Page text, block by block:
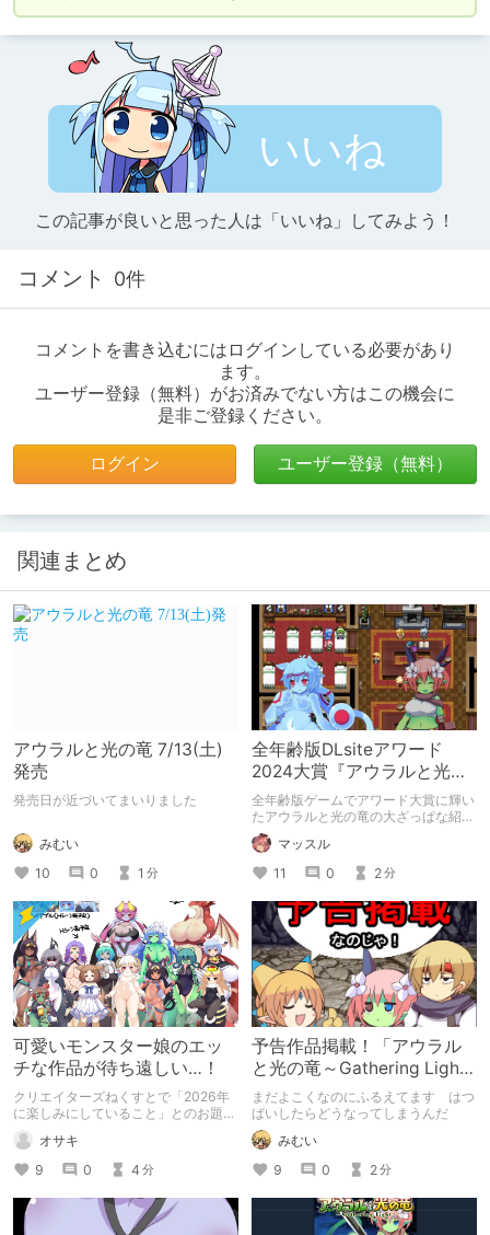
いいね
この記事が良いと思った人は「いいね」してみよう！
コメント 0件
コメントを書き込むにはログインしている必要があり
ます。
ユーザー登録（無料）がお済みでない方はこの機会に
是非ご登録ください。
ログイン ユーザー登録（無料）
関連まとめ
アウラルと光の竜 7/13(土)
発売
発売日が近づいてまいりました
みむい
10
0 1 分
全年齢版DLsiteアワード
2024大賞『アウラルと光の
竜』
全年齢版ゲームでアワード大賞に輝い
たアウラルと光の竜の大ざっぱな紹介
です。
マッスル
11
0 2分
可愛いモンスター娘のエッ
チな作品が待ち遠しい…！
クリエイターズねくすとで「2026年
に楽しみにしていること」とのお題が
でたので、 個人的に気になっている
「みむいむ」さんの開発中の作品
「レーヴランデのゆめひつじ（仮
題）」についてご紹介。
オサキ
9
0 4 分
予告作品掲載！「アウラル
と光の竜～Gathering Light
～」
まだよこくなのにふるえてます はつ
ばいしたらどうなってしまうんだ
みむい
9
0 2分